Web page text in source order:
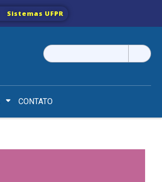
Sistemas UFPR
Pesquisar
por:
CONTATO